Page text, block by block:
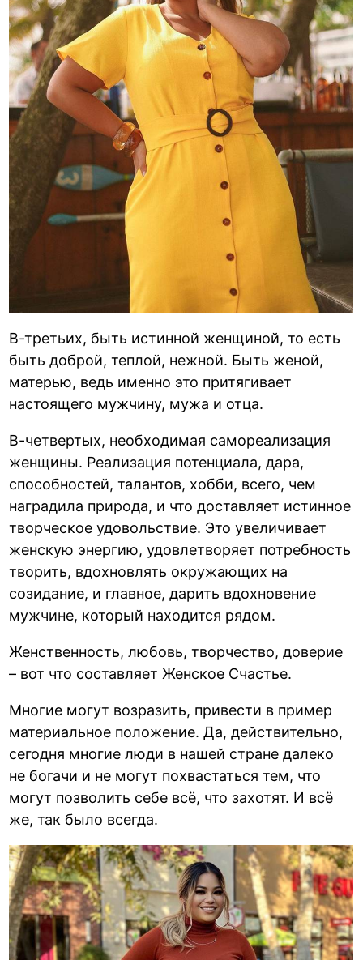
В-третьих, быть истинной женщиной, то есть
быть доброй, теплой, нежной. Быть женой,
матерью, ведь именно это притягивает
настоящего мужчину, мужа и отца.
В-четвертых, необходимая самореализация
женщины. Реализация потенциала, дара,
способностей, талантов, хобби, всего, чем
наградила природа, и что доставляет истинное
творческое удовольствие. Это увеличивает
женскую энергию, удовлетворяет потребность
творить, вдохновлять окружающих на
созидание, и главное, дарить вдохновение
мужчине, который находится рядом.
Женственность, любовь, творчество, доверие
– вот что составляет Женское Счастье.
Многие могут возразить, привести в пример
материальное положение. Да, действительно,
сегодня многие люди в нашей стране далеко
не богачи и не могут похвастаться тем, что
могут позволить себе всё, что захотят. И всё
же, так было всегда.